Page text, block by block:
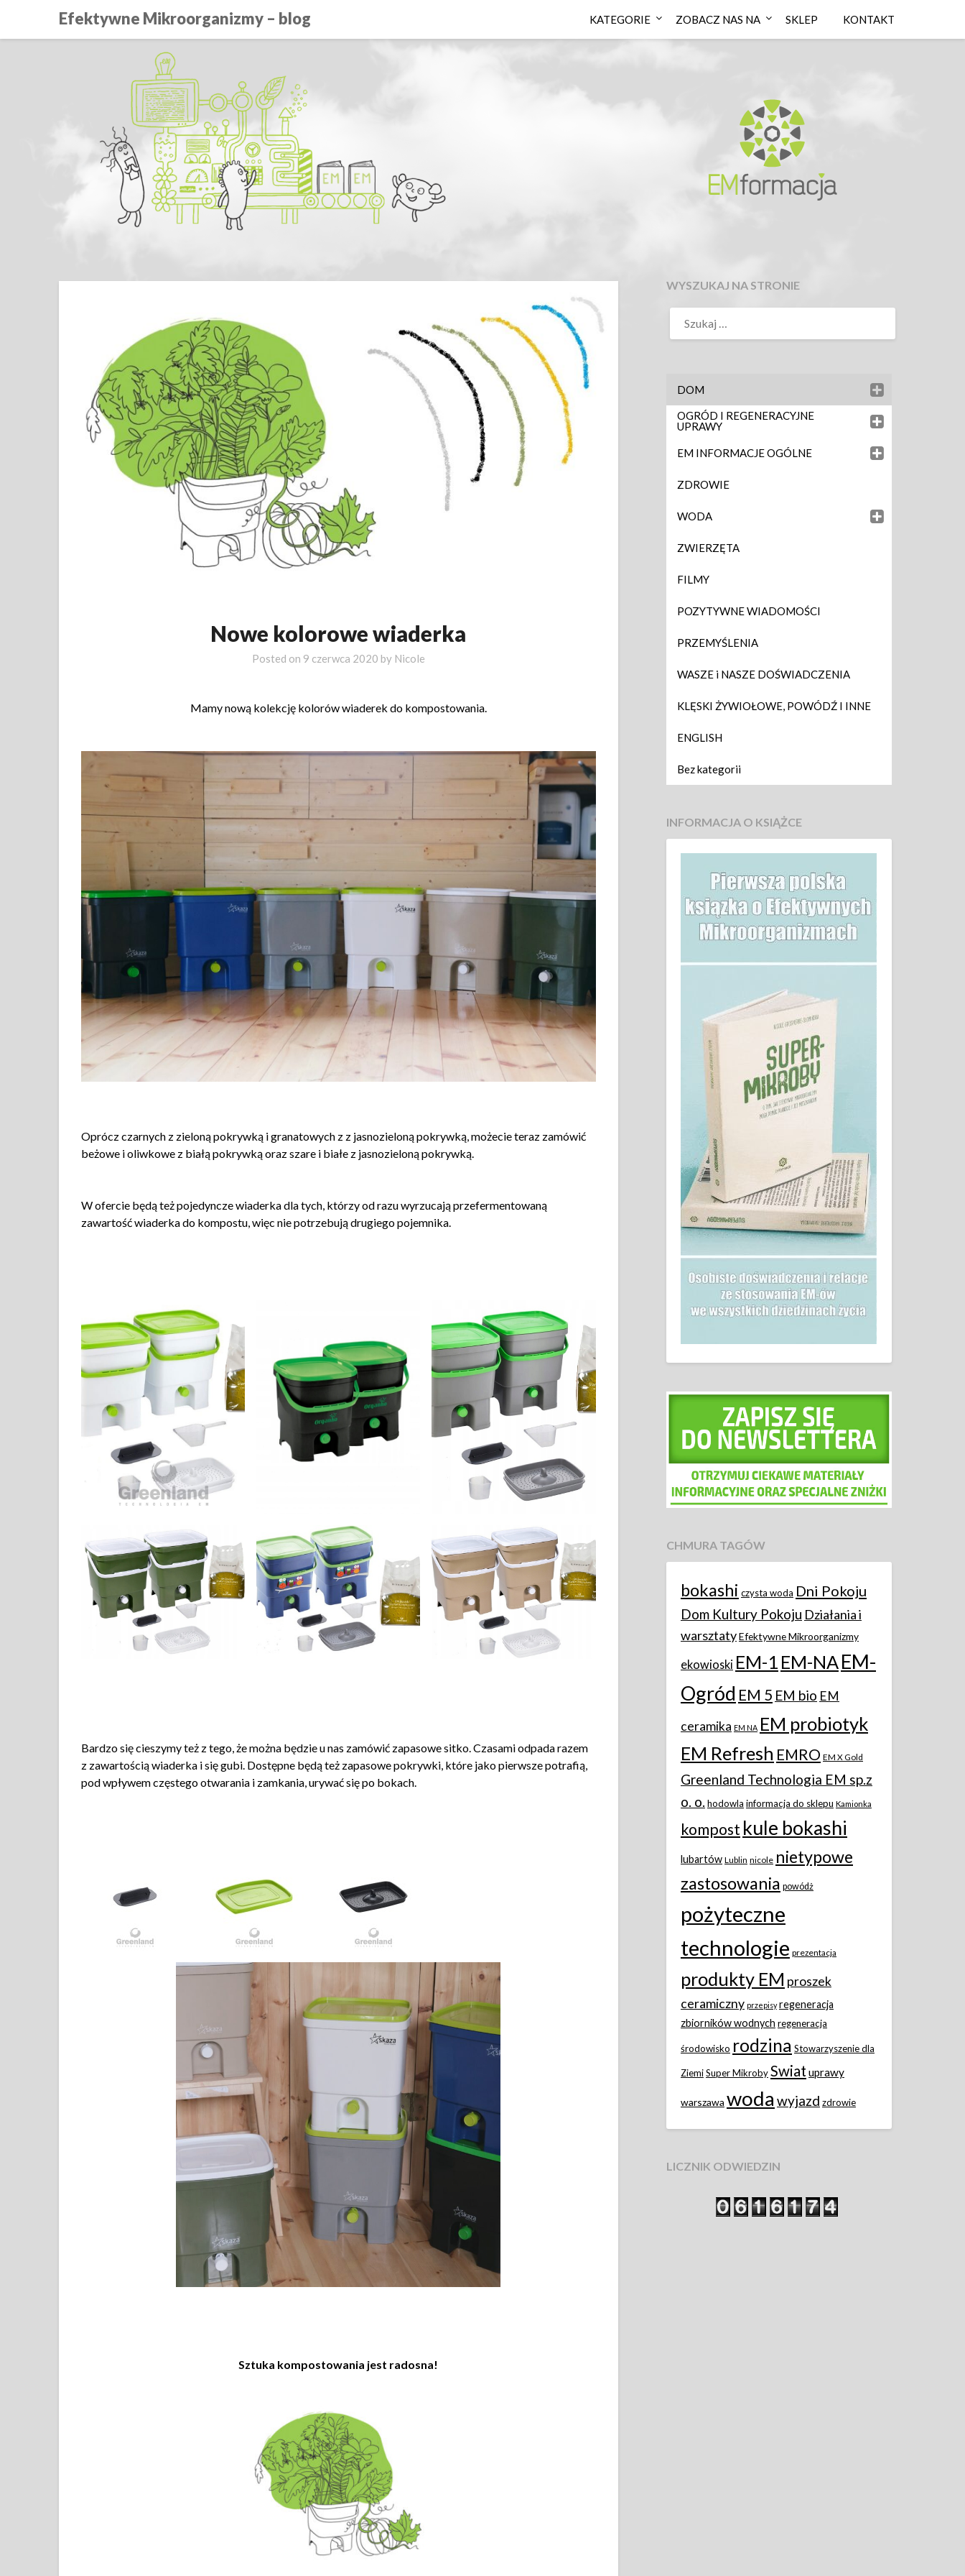
Efektywne Mikroorganizmy – blog KATEGORIE ZOBACZ NAS NA SKLEP KONTAKT
Nowe kolorowe wiaderka
Posted on 9 czerwca 2020 by Nicole
Mamy nową kolekcję kolorów wiaderek do kompostowania.
Oprócz czarnych z zieloną pokrywką i granatowych z z jasnozieloną pokrywką, możecie teraz zamówić
beżowe i oliwkowe z białą pokrywką oraz szare i białe z jasnozieloną pokrywką.
W ofercie będą też pojedyncze wiaderka dla tych, którzy od razu wyrzucają przefermentowaną
zawartość wiaderka do kompostu, więc nie potrzebują drugiego pojemnika.
Bardzo się cieszymy też z tego, że można będzie u nas zamówić zapasowe sitko. Czasami odpada razem
z zawartością wiaderka i się gubi. Dostępne będą też zapasowe pokrywki, które jako pierwsze potrafią,
pod wpływem częstego otwarania i zamkania, urywać się po bokach.
Sztuka kompostowania jest radosna!
WYSZUKAJ NA STRONIE
DOM
OGRÓD I REGENERACYJNE
UPRAWY
EM INFORMACJE OGÓLNE
ZDROWIE
WODA
ZWIERZĘTA
FILMY
POZYTYWNE WIADOMOŚCI
PRZEMYŚLENIA
WASZE i NASZE DOŚWIADCZENIA
KLĘSKI ŻYWIOŁOWE, POWÓDŹ I INNE
ENGLISH
Bez kategorii
INFORMACJA O KSIĄŻCE
CHMURA TAGÓW
bokashi czysta woda Dni Pokoju
Dom Kultury Pokoju Działania i
warsztatyEfektywne Mikroorganizmy
ekowioski EM-1 EM-NAEM-
Ogród EM 5 EM bio EM
ceramika EM NA EM probiotyk
EM Refresh EMRO EM X Gold
Greenland Technologia EM sp.z
o. o.hodowla informacja do sklepu Kamionka
kompost kule bokashi
lubartów Lublin nicole nietypowe
zastosowania powódż
pożyteczne
technologie prezentacja
produkty EM proszek
ceramiczny przepisy regeneracja
zbiorników wodnych regeneracja
środowisko rodzina Stowarzyszenie dla
ZiemiSuper MikrobySwiat uprawy
warszawa woda wyjazd zdrowie
LICZNIK ODWIEDZIN